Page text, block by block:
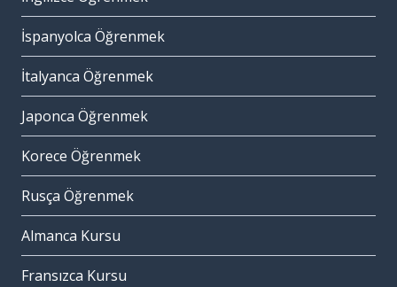
İspanyolca Öğrenmek
İtalyanca Öğrenmek
Japonca Öğrenmek
Korece Öğrenmek
Rusça Öğrenmek
Almanca Kursu
Fransızca Kursu